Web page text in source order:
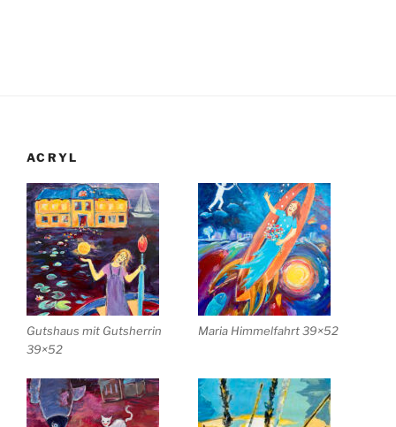
ACRYL
Gutshaus mit Gutsherrin
39×52
Maria Himmelfahrt 39×52